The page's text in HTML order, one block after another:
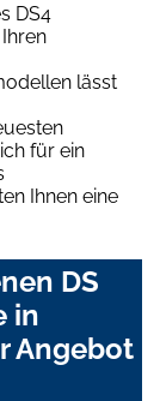
DS4
lässt
für ein
Ihnen eine
DS
in
Angebot